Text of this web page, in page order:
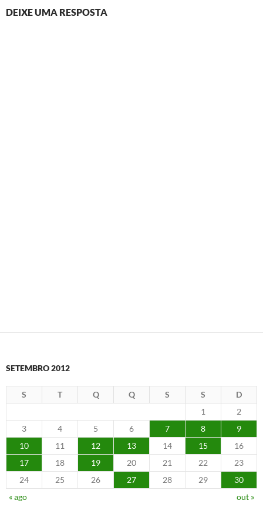
DEIXE UMA RESPOSTA
SETEMBRO 2012
S T Q Q S S
D
1
2
3
4 5 6 7 8
9
10
11 12 13 14 15
16
17
18 19 20 21 22
23
24
25 26 27 28 29
30
« ago
out »